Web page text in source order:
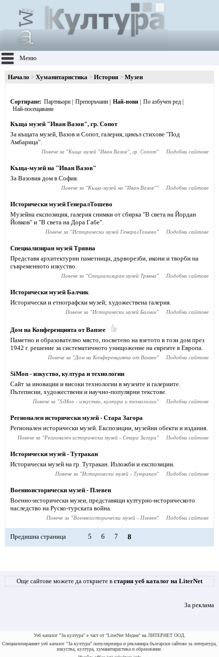
Меню
Начало Хуманитаристика История Музеи
Сортиране Партньори Препоръчани Най-нови
По азбучен ред
Най-посещавани
Къща музей "Иван Вазов", гр. Сопот
За къщата музей, Вазов и Сопот, галерия, цикъл стихове "Под
Амбарица".
Повече за "Къща музей "Иван Вазов", гр. Сопот" Подобни сайтове
Къща-музей на "Иван Вазов"
За Вазовия дом в София.
Повече за "Къща-музей на "Иван Вазов"" Подобни сайтове
Исторически музей ГенералТошево
Музейна експозиция, галерия снимки от сбирка "В света на Йордан
Йовков" и "В света на Дора Габе".
Повече за "Исторически музей ГенералТошево" Подобни сайтове
Специализиран музей Трявна
Представя архитектурни паметници, дърворезби, икони и творби на
съвременното изкуство.
Повече за "Специализиран музей Трявна" Подобни сайтове
Исторически музей Балчик
Исторически и етнографски музей; художествена галерия.
Повече за "Исторически музей Балчик" Подобни сайтове
Дом на Конференцията от Ванзее
Паметно и образователно място, посветено на взетото в този дом през
1942 г. решение за систематичното унищожение на евреите в Европа.
Повече за "Дом на Конференцията от Ванзее" Подобни сайтове
SiMon - изкуство, култура и технологии
Сайт за иновации и високи технологии в музеите и галериите.
Пътеписни, художествени и научно-популярни текстове.
Повече за "SiMon - изкуство, култура и технологии" Подобни сайтове
Регионален исторически музей - Стара Загора
Регионален исторически музей. Експозиции, музейни обекти и издания.
Повече за "Регионален исторически музей - Стара Загора" Подобни сайтове
Исторически музей - Тутракан
Исторически музей на гр. Тутракан. Изложби и експозиции.
Повече за "Исторически музей - Тутракан" Подобни сайтове
Военноисторически музей - Плевен
Военно-исторически музеи, представящи културно-историческото
наследство на Руско-турската война.
Повече за "Военноисторически музей - Плевен" Подобни сайтове
Предишна страница 5 6 7 8
Още сайтове можете да откриете в стария уеб каталог на LiterNet
За реклама
Уеб каталог "За култура" е част от "LiterNet Медиа" на ЛИТЕРНЕТ ООД.
Специализираният уеб каталог "За култура" популяризира и рекламира български сайтове за литература,
изкуства, култура, хуманитаристика и образование.